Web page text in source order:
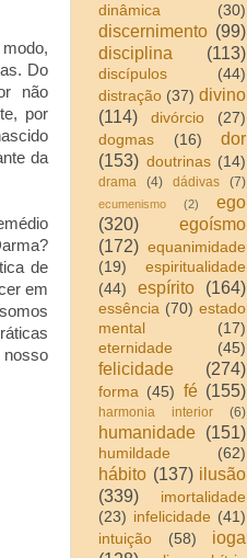
Do
não
por
da
de
em
dinâmica
(30)
discernimento (99)
disciplina
(113)
discípulos
(44)
distração (37) divino
(114)
divórcio
(27)
dogmas
(16)
dor
(153) doutrinas (14)
drama (4) dádivas (7)
ecumenismo (2)
ego
(320)
egoísmo
(172) equanimidade
(19)
espiritualidade
(44)
espírito (164)
essência (70) estado
mental
(17)
eternidade
(45)
felicidade (274)
forma (45) fé (155)
harmonia interior (6)
humanidade (151)
humildade (62)
hábito (137) ilusão
(339)
imortalidade
(23) infelicidade (41)
intuição
(58)
ioga